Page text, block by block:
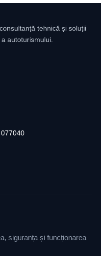
tehnică și soluții
autoturismului.
siguranța și funcționarea